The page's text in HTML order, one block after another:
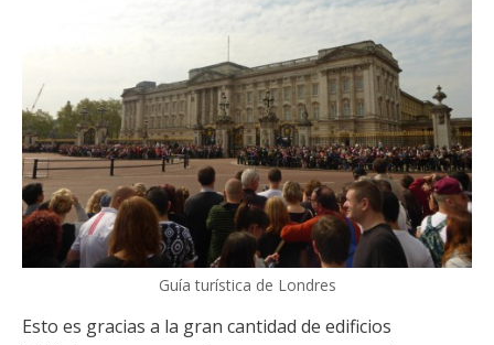
Guía turística de Londres
Esto es gracias a la gran cantidad de edificios